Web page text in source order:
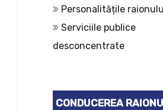
Personalitățile
Serviciile publice
desconcentrate
CONDUCEREA